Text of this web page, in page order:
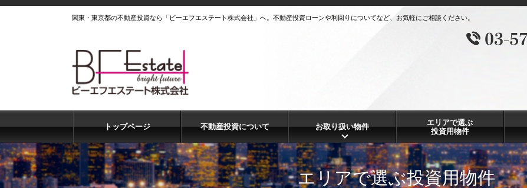
関東・東京都の不動産投資なら「ビーエフエステート株式会社」へ。不動産投資ローンや利回りについてなど、お気軽にご相談ください。
トップページ 不動産投資について お取り扱い物件
エリアで選ぶ
投資用物件
エリアで選ぶ投資用物件